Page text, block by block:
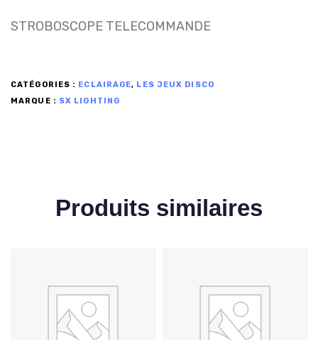
STROBOSCOPE TELECOMMANDE
CATÉGORIES : ECLAIRAGE, LES JEUX DISCO
MARQUE : SX LIGHTING
Produits similaires